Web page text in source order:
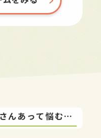
んあって悩む…